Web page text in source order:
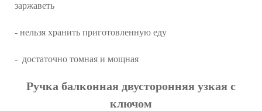
заржаветь
- нельзя хранить приготовленную еду
- достаточно томная и мощная
Ручка балконная двусторонняя узкая с
ключом